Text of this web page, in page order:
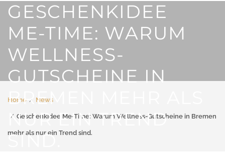
GESCHENKIDEE
ME-TIME: WARUM
WELLNESS-
GUTSCHEINE IN
BREMEN MEHR ALS
NUR EIN TREND
SIND.
Home News
Geschenkidee Me-Time: Warum Wellness-Gutscheine in Bremen
mehr als nur ein Trend sind.